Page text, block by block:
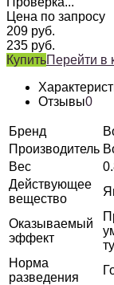
Цена по запросу
209 руб.
235 руб.
КупитьПерейти в
Отзывы0
Бренд
Производитель
Вес
Действующее
вещество
Оказываемый
эффект
Норма
разведения